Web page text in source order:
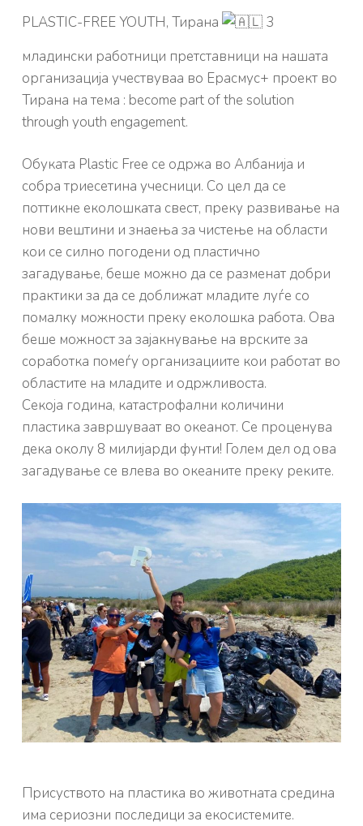
PLASTIC-FREE YOUTH, Тирана
3
младински работници претставници на нашата
организација учествуваа во Ерасмус+ проект во
Тирана на тема : become part of the solution
through youth engagement.
Обуката Plastic Free се одржа во Албанија и
собра триесетина учесници. Со цел да се
поттикне еколошката свест, преку развивање на
нови вештини и знаења за чистење на области
кои се силно погодени од пластично
загадување, беше можно да се разменат добри
практики за да се доближат младите луѓе со
помалку можности преку еколошка работа. Ова
беше можност за зајакнување на врските за
соработка помеѓу организациите кои работат во
областите на младите и одржливоста.
Секоја година, катастрофални количини
пластика завршуваат во океанот. Се проценува
дека околу 8 милијарди фунти! Голем дел од ова
загадување се влева во океаните преку реките.
Присуството на пластика во животната средина
има сериозни последици за екосистемите.